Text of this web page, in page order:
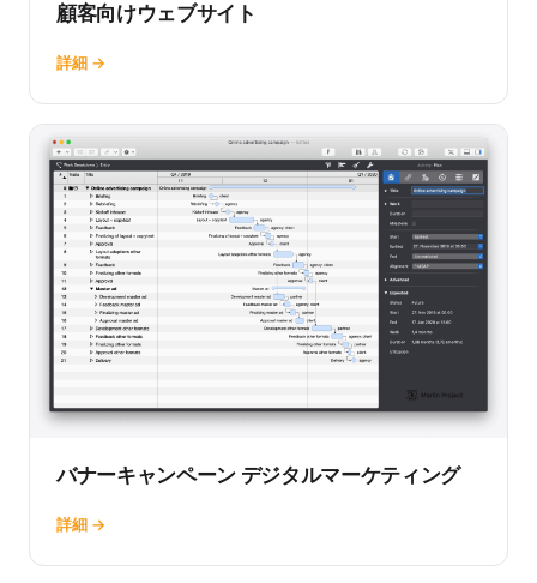
顧客向けウェブサイト
詳細 →
バナーキャンペーン デジタルマーケティング
詳細 →